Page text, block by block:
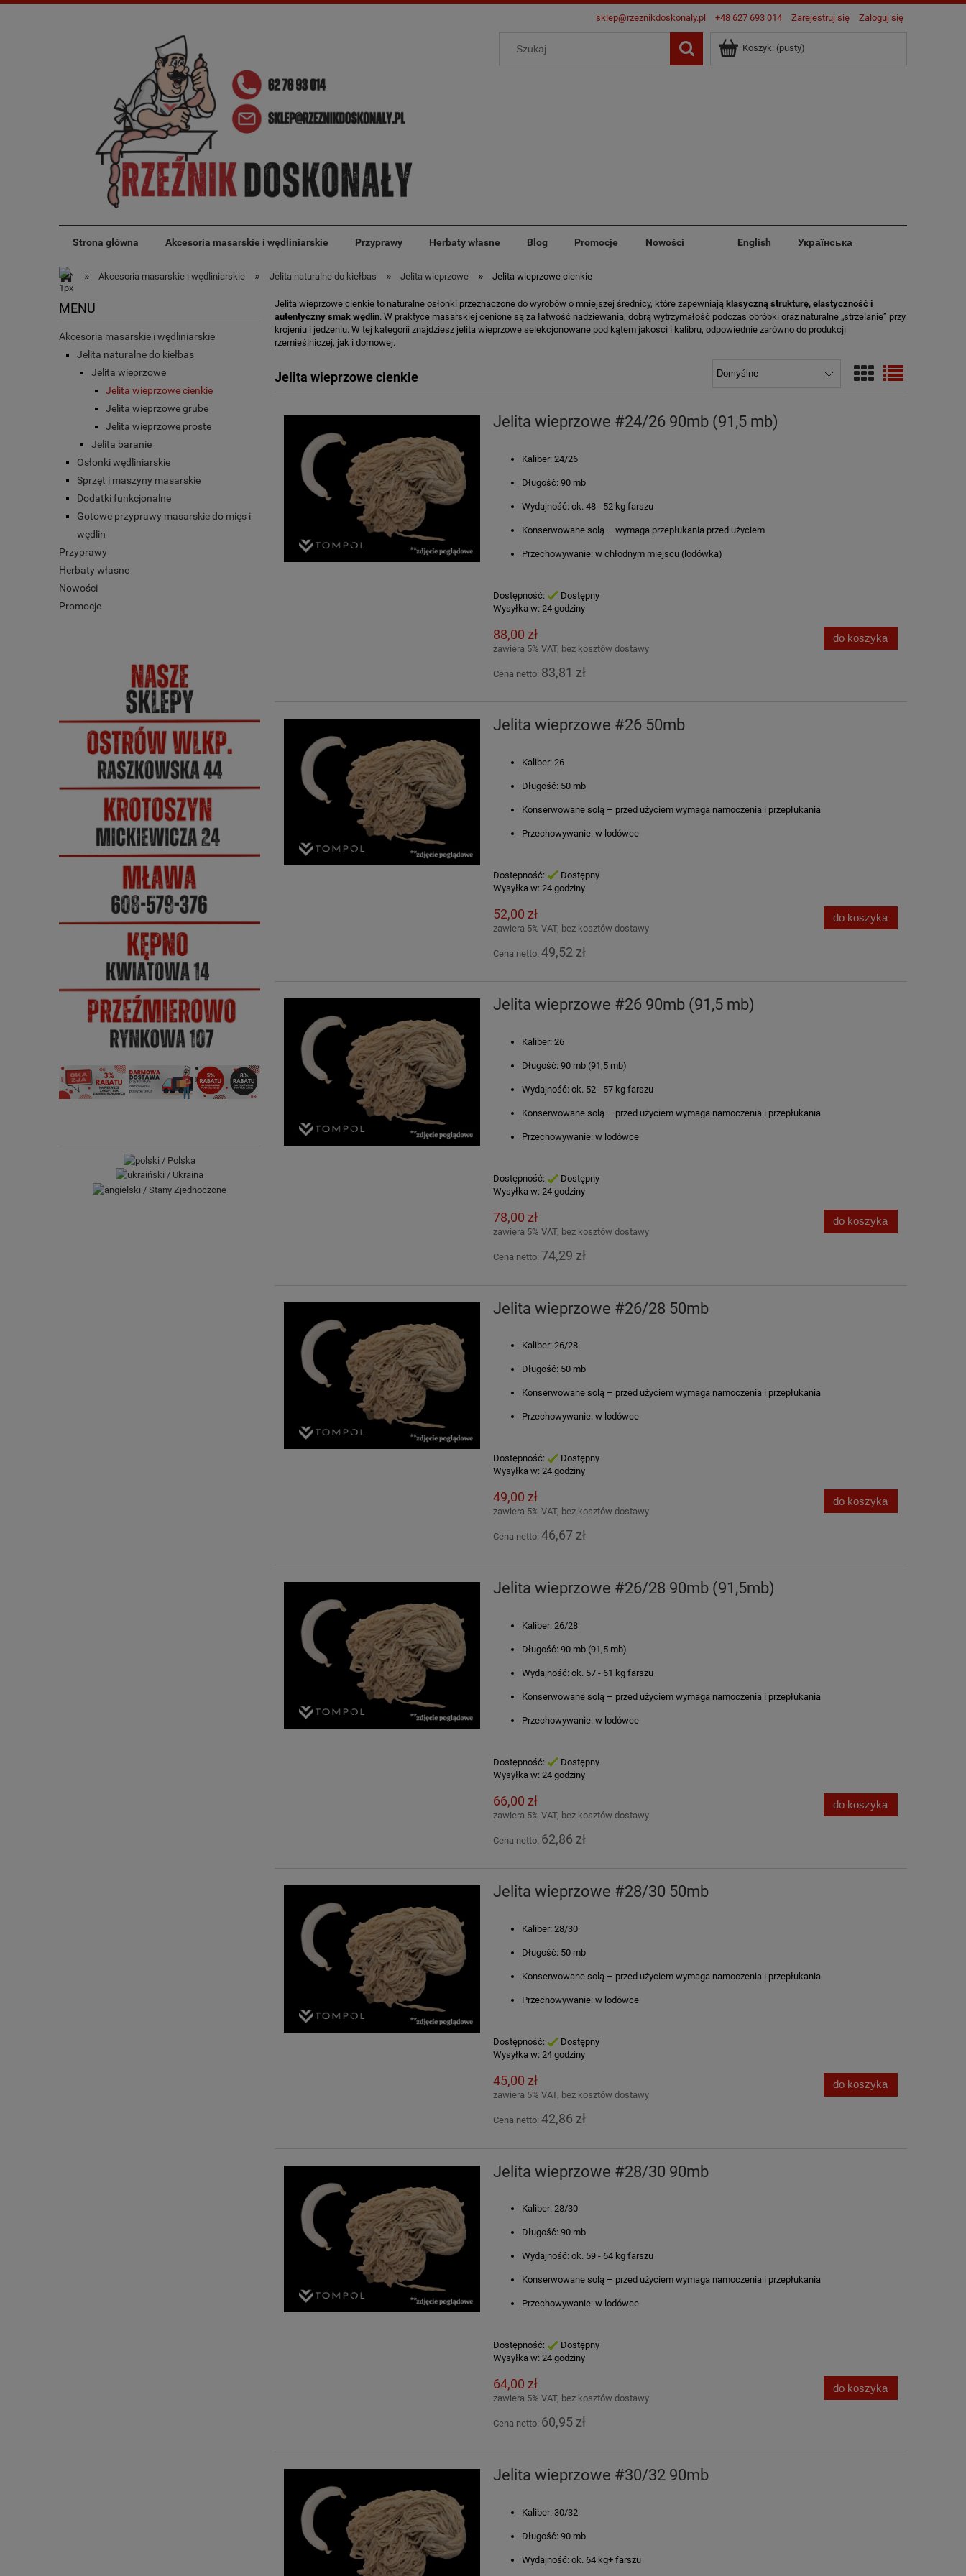
sklep@rzeznikdoskonaly.pl +48 627 693 014 Zarejestruj się Zaloguj się
Koszyk: (pusty)
Strona główna Akcesoria masarskie i wędliniarskie Przyprawy Herbaty własne Blog Promocje Nowości English Українська
» Akcesoria masarskie i wędliniarskie » Jelita naturalne do kiełbas » Jelita wieprzowe » Jelita wieprzowe cienkie
MENU
Akcesoria masarskie i wędliniarskie
Jelita naturalne do kiełbas
Jelita wieprzowe
Jelita wieprzowe cienkie
Jelita wieprzowe grube
Jelita wieprzowe proste
Jelita baranie
Osłonki wędliniarskie
Sprzęt i maszyny masarskie
Dodatki funkcjonalne
Gotowe przyprawy masarskie do mięs i
wędlin
Przyprawy
Herbaty własne
Nowości
Promocje
Jelita wieprzowe cienkie to naturalne osłonki przeznaczone do wyrobów o mniejszej średnicy, które zapewniają klasyczną strukturę, elastyczność i
autentyczny smak wędlin. W praktyce masarskiej cenione są za łatwość nadziewania, dobrą wytrzymałość podczas obróbki oraz naturalne „strzelanie” przy
krojeniu i jedzeniu. W tej kategorii znajdziesz jelita wieprzowe selekcjonowane pod kątem jakości i kalibru, odpowiednie zarówno do produkcji
rzemieślniczej, jak i domowej.
Jelita wieprzowe cienkie
Jelita wieprzowe #24/26 90mb (91,5 mb)
Kaliber: 24/26
Długość: 90 mb
Wydajność: ok. 48 - 52 kg farszu
Konserwowane solą – wymaga przepłukania przed użyciem
Przechowywanie: w chłodnym miejscu (lodówka)
Dostępność:
Dostępny
Wysyłka w: 24 godziny
88,00 zł
zawiera 5% VAT, bez kosztów dostawy
Cena netto: 83,81 zł
do koszyka
Jelita wieprzowe #26 50mb
Kaliber: 26
Długość: 50 mb
Konserwowane solą – przed użyciem wymaga namoczenia i przepłukania
Przechowywanie: w lodówce
Dostępność:
Dostępny
Wysyłka w: 24 godziny
52,00 zł
zawiera 5% VAT, bez kosztów dostawy
Cena netto: 49,52 zł
do koszyka
Jelita wieprzowe #26 90mb (91,5 mb)
Kaliber: 26
Długość: 90 mb (91,5 mb)
Wydajność: ok. 52 - 57 kg farszu
Konserwowane solą – przed użyciem wymaga namoczenia i przepłukania
Przechowywanie: w lodówce
Dostępność:
Dostępny
Wysyłka w: 24 godziny
78,00 zł
zawiera 5% VAT, bez kosztów dostawy
Cena netto: 74,29 zł
do koszyka
Jelita wieprzowe #26/28 50mb
Kaliber: 26/28
Długość: 50 mb
Konserwowane solą – przed użyciem wymaga namoczenia i przepłukania
Przechowywanie: w lodówce
Dostępność:
Dostępny
Wysyłka w: 24 godziny
49,00 zł
zawiera 5% VAT, bez kosztów dostawy
Cena netto: 46,67 zł
do koszyka
Jelita wieprzowe #26/28 90mb (91,5mb)
Kaliber: 26/28
Długość: 90 mb (91,5 mb)
Wydajność: ok. 57 - 61 kg farszu
Konserwowane solą – przed użyciem wymaga namoczenia i przepłukania
Przechowywanie: w lodówce
Dostępność:
Dostępny
Wysyłka w: 24 godziny
66,00 zł
zawiera 5% VAT, bez kosztów dostawy
Cena netto: 62,86 zł
do koszyka
Jelita wieprzowe #28/30 50mb
Kaliber: 28/30
Długość: 50 mb
Konserwowane solą – przed użyciem wymaga namoczenia i przepłukania
Przechowywanie: w lodówce
Dostępność:
Dostępny
Wysyłka w: 24 godziny
45,00 zł
zawiera 5% VAT, bez kosztów dostawy
Cena netto: 42,86 zł
do koszyka
Jelita wieprzowe #28/30 90mb
Kaliber: 28/30
Długość: 90 mb
Wydajność: ok. 59 - 64 kg farszu
Konserwowane solą – przed użyciem wymaga namoczenia i przepłukania
Przechowywanie: w lodówce
Dostępność:
Dostępny
Wysyłka w: 24 godziny
64,00 zł
zawiera 5% VAT, bez kosztów dostawy
Cena netto: 60,95 zł
do koszyka
Jelita wieprzowe #30/32 90mb
Kaliber: 30/32
Długość: 90 mb
Wydajność: ok. 64 kg+ farszu